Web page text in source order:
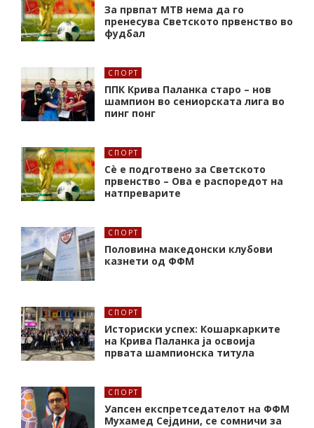
За првпат МТВ нема да го
пренесува Светското првенство во
фудбал
СПОРТ
ППК Крива Паланка старо – нов
шампион во сениорската лига во
пинг понг
СПОРТ
Сè е подготвено за Светското
првенство – Ова е распоредот на
натпреварите
СПОРТ
Половина македонски клубови
казнети од ФФМ
СПОРТ
Историски успех: Кошаркарките
на Крива Паланка ја освоија
првата шампионска титула
СПОРТ
Уапсен експретседателот на ФФМ
Мухамед Сејдини, се сомничи за